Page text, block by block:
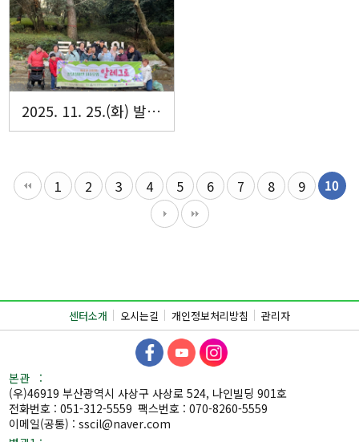
2025. 11. 25.(화) 발달장애인 자조모임 '알레그로' 금강공원을 가다 !
1 2 3 4 5 6 7 8 9 10
센터소개 오시는길 개인정보처리방침 관리자
본관 :
(우)46919 부산광역시 사상구 사상로 524, 나인빌딩 901호
전화번호 : 051-312-5559 팩스번호 : 070-8260-5559
이메일(공통) : sscil@naver.com